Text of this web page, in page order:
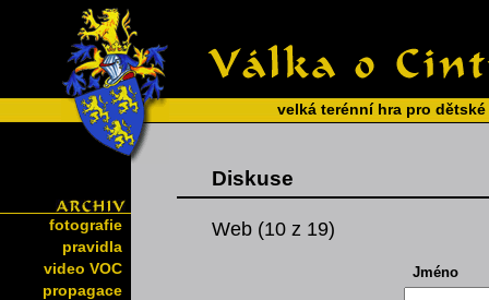
velká terénní hra pro
fotografie
pravidla
video VOC
propagace
Diskuse
Web (10 z 19)
Jméno